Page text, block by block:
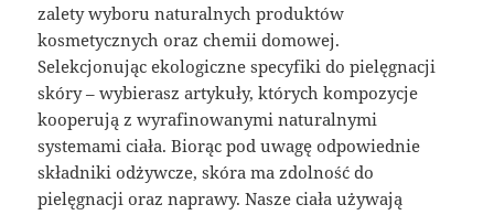
zalety wyboru naturalnych produktów
kosmetycznych oraz chemii domowej.
Selekcjonując ekologiczne specyfiki do pielęgnacji
skóry – wybierasz artykuły, których kompozycje
kooperują z wyrafinowanymi naturalnymi
systemami ciała. Biorąc pod uwagę odpowiednie
składniki odżywcze, skóra ma zdolność do
pielęgnacji oraz naprawy. Nasze ciała używają